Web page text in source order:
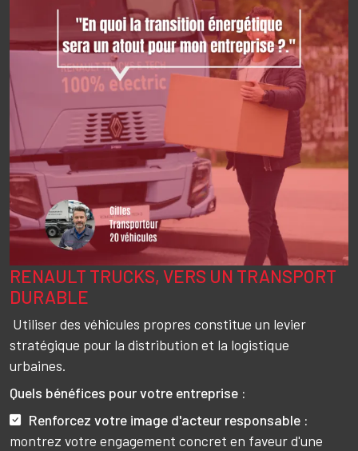
Texte
RENAULT TRUCKS, VERS UN TRANSPORT
DURABLE
Utiliser des véhicules propres constitue un levier
stratégique pour la distribution et la logistique
urbaines.
Quels bénéfices pour votre entreprise :
Renforcez votre image d'acteur responsable :
montrez votre engagement concret en faveur d'une